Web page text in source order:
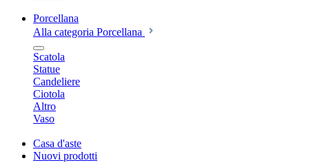
Porcellana
Alla categoria Porcellana
Scatola
Statue
Candeliere
Ciotola
Altro
Vaso
Casa d'aste
Nuovi prodotti